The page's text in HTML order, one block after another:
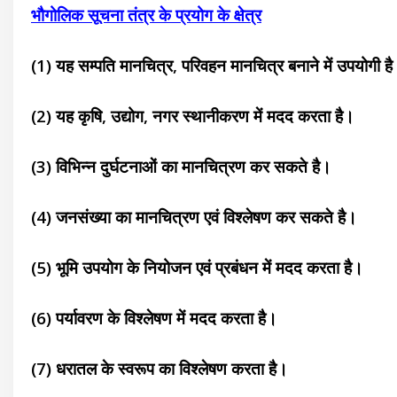
भौगोलिक सूचना तंत्रके प्रयोग के क्षेत्र
(1) यह सम्पति मानचित्र, परिवहन मानचित्रबनाने में उपयोगी
(2) यह कृषि, उद्योग, नगर स्थानीकरण में मददकरताहै।
(3) विभिन्न दुर्घटनाओं का मानचित्रण कर सकते है।
(4) जनसंख्या का मानचित्रण एवं विश्लेषण कर सकते है।
(5) भूमि उपयोग के नियोजन एवं प्रबंधन में मदद करता है।
(6) पर्यावरण के विश्लेषण में मदद करता है।
(7) धरातल के स्वरूप का विश्लेषण करता है।